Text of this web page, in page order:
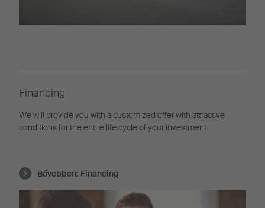
Financing
We will provide you with a customized offer with attractive
conditions for the entire life cycle of your investment.
Bővebben: Financing